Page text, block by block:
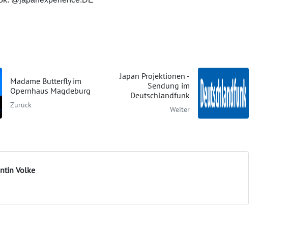
Madame Butterfly im
Opernhaus Magdeburg
Zurück
Japan Projektionen -
Sendung im
Deutschlandfunk
Weiter
Volke